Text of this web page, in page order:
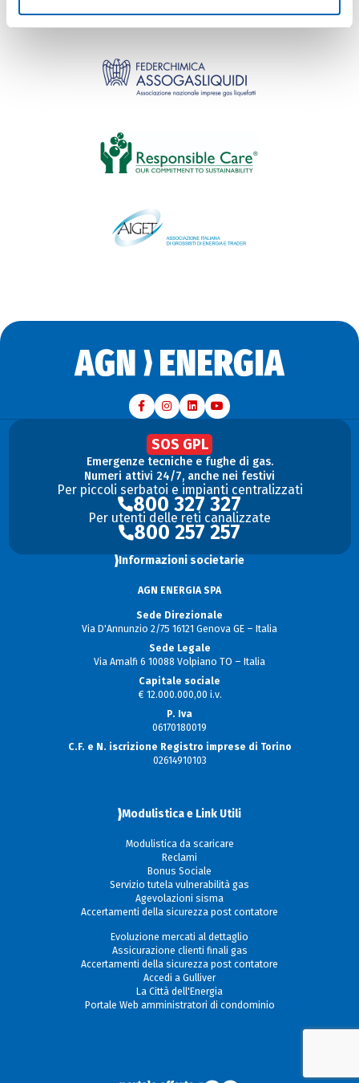
SOS GPL
Emergenze tecniche e fughe di gas.
Numeri attivi 24/7, anche nei festivi
Per piccoli serbatoi e impianti centralizzati
800 327 327
Per utenti delle reti canalizzate
800 257 257
Informazioni societarie
AGN ENERGIA SPA
Sede Direzionale
Via D'Annunzio 2/75 16121 Genova GE – Italia
Sede Legale
Via Amalfi 6 10088 Volpiano TO – Italia
Capitale sociale
€ 12.000.000,00 i.v.
P. Iva
06170180019
C.F. e N. iscrizione Registro imprese di Torino
02614910103
Modulistica e Link Utili
Modulistica da scaricare
Reclami
Bonus Sociale
Servizio tutela vulnerabilità gas
Agevolazioni sisma
Accertamenti della sicurezza post contatore
Evoluzione mercati al dettaglio
Assicurazione clienti finali gas
Accertamenti della sicurezza post contatore
Accedi a Gulliver
La Città dell'Energia
Portale Web amministratori di condominio